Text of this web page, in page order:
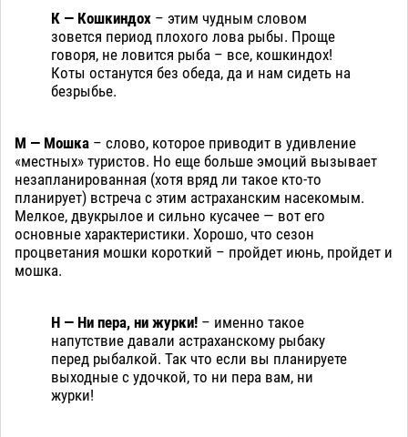
К — Кошкиндох – этим чудным словом
зовется период плохого лова рыбы. Проще
говоря, не ловится рыба – все, кошкиндох!
Коты останутся без обеда, да и нам сидеть на
безрыбье.
М — Мошка – слово, которое приводит в удивление
«местных» туристов. Но еще больше эмоций вызывает
незапланированная (хотя вряд ли такое кто-то
планирует) встреча с этим астраханским насекомым.
Мелкое, двукрылое и сильно кусачее — вот его
основные характеристики. Хорошо, что сезон
процветания мошки короткий – пройдет июнь, пройдет и
мошка.
Н — Ни пера, ни журки! – именно такое
напутствие давали астраханскому рыбаку
перед рыбалкой. Так что если вы планируете
выходные с удочкой, то ни пера вам, ни
журки!